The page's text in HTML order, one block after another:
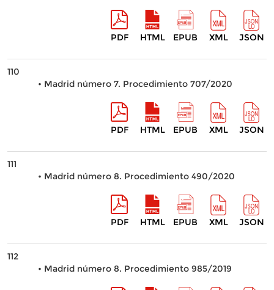
PDF HTML EPUB XML JSON
110
• Madrid número 7. Procedimiento 707/2020
PDF HTML EPUB XML JSON
111
• Madrid número 8. Procedimiento 490/2020
PDF HTML EPUB XML JSON
112
• Madrid número 8. Procedimiento 985/2019